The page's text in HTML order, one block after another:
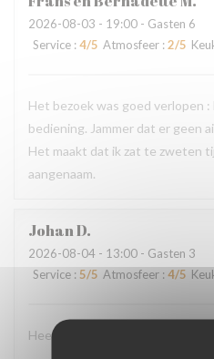
2026-08-03 - 19:00 - Gasten 6
Service : 4/5 Atmosfeer : 2/5
Het bezoek was goed verlopen
bediening. Jammer dat er geen
Het maakt dat ik zat te zweten
aangenaam.
JohanD
2026-08-04 - 13:00 - Gasten 3
Service : 5/5 Atmosfeer : 4/5
Heel verzorgde ontvangst -